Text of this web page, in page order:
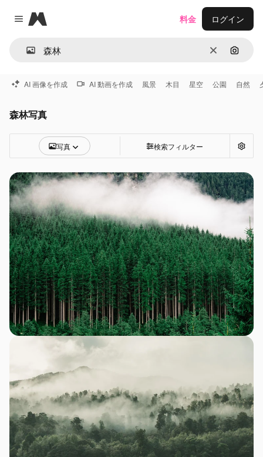
Close menu
Magnific
消去 画像で
料金 ログイン
AI 画像を作成 AI 動画を作成 風景 木目 星空 公園 自然
森林写真
写真 検索フィルター